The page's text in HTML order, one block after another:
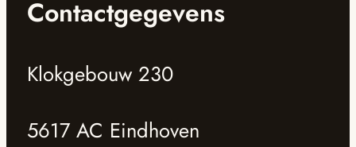
Contactgegevens
Klokgebouw 230
5617 AC Eindhoven